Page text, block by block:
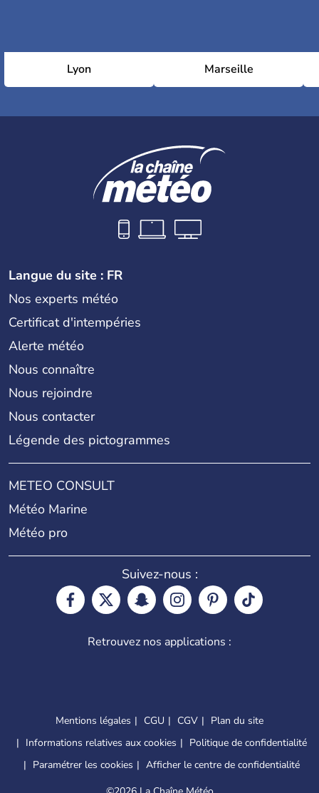
Lyon Marseille
Langue du site : FR
Nos experts météo
Certificat d'intempéries
Alerte météo
Nous connaître
Nous rejoindre
Nous contacter
Légende des pictogrammes
METEO CONSULT
Météo Marine
Météo pro
Suivez-nous :
Retrouvez nos applications :
Mentions légales CGU CGV
Plan du site
Informations relatives aux cookies
Politique de confidentialité
Paramétrer les cookies
Afficher le centre de confidentialité